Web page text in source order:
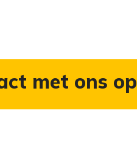
met ons op